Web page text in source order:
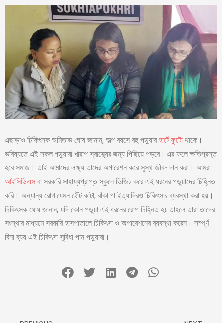
এছাড়াও চিকিৎসক অমিতাভ ঘোষ জানান, অল্প বয়সে বহু পড়ুয়ারহার্টে ফুটো থাকে।
ভবিষ্যতে এই সকল পড়ুয়ারা খারাপ স্বাস্থ্যের জন্য পিছিয়ে পড়বে। এর ফলে ক্ষতিগ্রস্ত
হবে সমাজ। তাই আমাদের লক্ষ্য তাদের অপারেশন করে সুস্থ জীবন দান করা। আমরা
আইসিডিএস বা সরকারি সাহায্যপ্রাপ্ত স্কুলে ভিজিট করে এই ধরনের পড়ুয়াদের চিহ্নিত
করি। অন্যান্য রোগ যেমন ঠোঁট কাটা, বাঁকা পা ইত্যাদিরও চিকিৎসার ব্যবস্থা করা হয়।
চিকিৎসক ঘোষ জানান, যদি কোন পড়ুয়া এই ধরনের রোগ চিহ্নিত হয় তাহলে তারা তাদের
সংস্থার মাধ্যমে সরকারি হাসপাতালে চিকিৎসা ও অপারেশনের ব্যবস্থা করেন। সম্পূর্ণ
বিনা ব্যয় এই চিকিৎসা সুবিধা পান পড়ুয়ারা।